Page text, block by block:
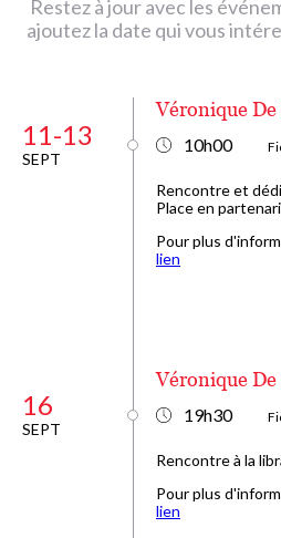
Restez à jour avec les
ajoutez la date qui vous
11-13
SEPT
Véronique
10h00
Rencontre et
Place en
Pour plus
lien
16
SEPT
Véronique De
19h30
Rencontre à la
Pour plus
lien